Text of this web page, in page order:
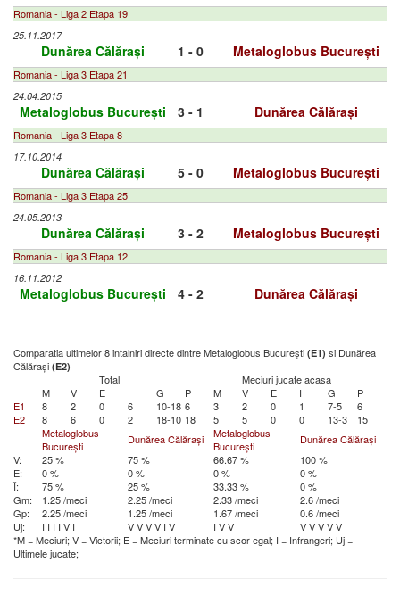
Romania - Liga 2 Etapa 19
25.11.2017
Dunărea Călărași 1 - 0 Metaloglobus București
Romania - Liga 3 Etapa 21
24.04.2015
Metaloglobus București 3 - 1 Dunărea Călărași
Romania - Liga 3 Etapa 8
17.10.2014
Dunărea Călărași 5 - 0 Metaloglobus București
Romania - Liga 3 Etapa 25
24.05.2013
Dunărea Călărași 3 - 2 Metaloglobus București
Romania - Liga 3 Etapa 12
16.11.2012
Metaloglobus București 4 - 2 Dunărea Călărași
Comparatia ultimelor 8 intalniri directe dintre Metaloglobus București (E1) si Dunărea
Călărași (E2)
Total
Meciuri jucate acasa
M
V E G P M V E I G
P
E1
8 2 0 6 10-18 6 3 2 0 1 7-5
6
E2
8 6 0 2 18-10 18 5 5 0 0 13-3
15
Metaloglobus
București
Dunărea Călărași
Metaloglobus
București
Dunărea Călărași
V:
25 % 75 % 66.67 %
100 %
E:
0 % 0 % 0 %
0 %
Î:
75 % 25 % 33.33 %
0 %
Gm:
1.25 /meci 2.25 /meci 2.33 /meci
2.6 /meci
Gp:
2.25 /meci 1.25 /meci 1.67 /meci
0.6 /meci
Uj:
I I I I V I VVVV I V I VV VVVVV
*M = Meciuri; V = Victorii; E = Meciuri terminate cu scor egal; I = Infrangeri; Uj =
Ultimele jucate;